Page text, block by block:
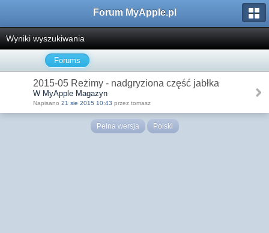
Forum MyApple.pl
Wyniki wyszukiwania
Forums
2015-05 Reżimy - nadgryziona część jabłka
W MyApple Magazyn
Napisano 21 sie 2015 10:43 przez tomasz
Pełna wersja Polski